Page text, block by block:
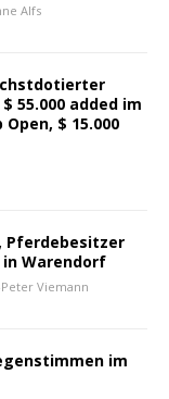
Alfs
55.000 added im
Open, $ 15.000
Pferdebesitzer
Warendorf
Peter Viemann
im